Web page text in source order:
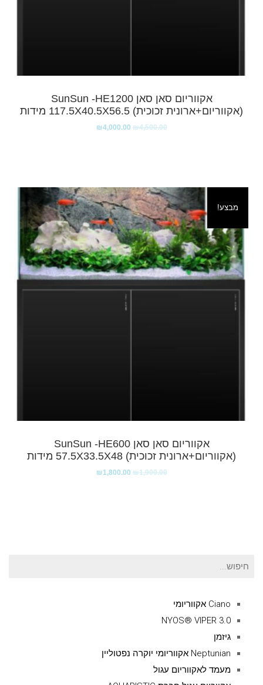
אקווריום סאן סאן SunSun -HE1200
(אקווריום+ארונית זכוכית) 117.5X40.5X56.5 מידות
₪4,500.00
₪4,000.00
מבצע!
אקווריום סאן סאן SunSun -HE600
(אקווריום+ארונית זכוכית) 57.5X33.5X48 מידות
₪1,900.00
₪1,800.00
חיפוש
Ciano אקווריומי
NYOS® VIPER 3.0
גיזמן
Neptunian אקווריומי יוקרה נפטוליין
מעמד לאקווריום עגול